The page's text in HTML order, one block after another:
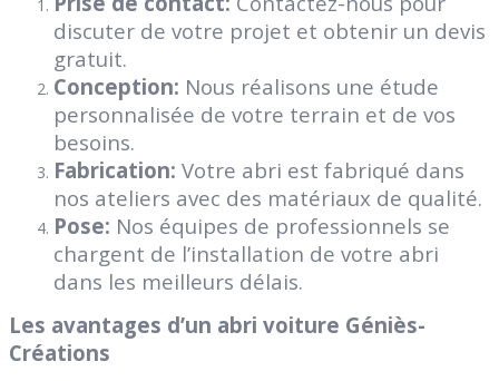
discuter de votre projet et obtenir un devis
gratuit.
Conception: Nous réalisons une étude
personnalisée de votre terrain et de vos
besoins.
Fabrication: Votre abri est fabriqué dans
nos ateliers avec des matériaux de qualité.
Pose: Nos équipes de professionnels se
chargent de l’installation de votre abri
dans les meilleurs délais.
Les avantages d’un abri voiture Géniès-
Créations